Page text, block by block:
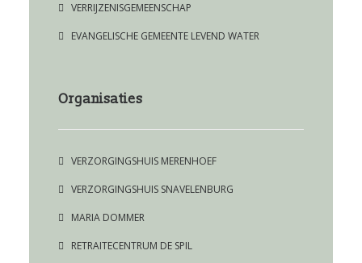
VERRIJZENISGEMEENSCHAP
EVANGELISCHE GEMEENTE LEVEND WATER
Organisaties
VERZORGINGSHUIS MERENHOEF
VERZORGINGSHUIS SNAVELENBURG
MARIA DOMMER
RETRAITECENTRUM DE SPIL